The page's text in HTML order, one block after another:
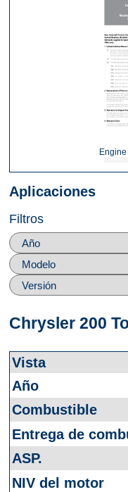
Aplicaciones
Filtros
Chrysler 200